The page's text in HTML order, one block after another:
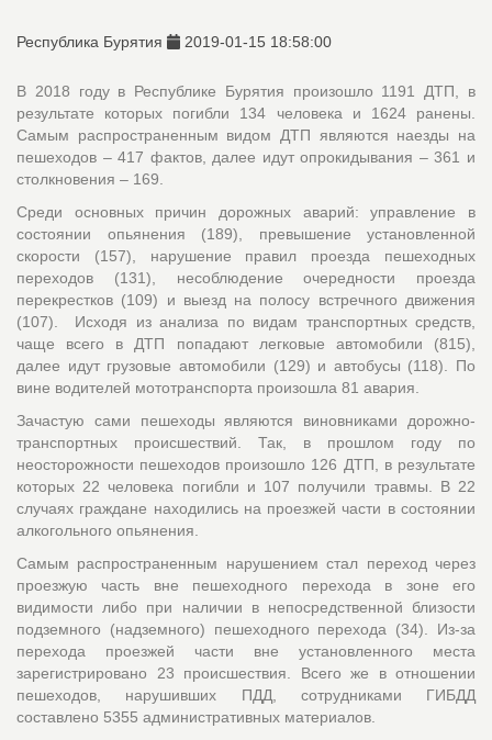
Республика Бурятия 2019-01-15 18:58:00
В 2018 году в Республике Бурятия произошло 1191 ДТП, в
результате которых погибли 134 человека и 1624 ранены.
Самым распространенным видом ДТП являются наезды на
пешеходов – 417 фактов, далее идут опрокидывания – 361 и
столкновения – 169.
Среди основных причин дорожных аварий: управление в
состоянии опьянения (189), превышение установленной
скорости (157), нарушение правил проезда пешеходных
переходов (131), несоблюдение очередности проезда
перекрестков (109) и выезд на полосу встречного движения
(107). Исходя из анализа по видам транспортных средств,
чаще всего в ДТП попадают легковые автомобили (815),
далее идут грузовые автомобили (129) и автобусы (118). По
вине водителей мототранспорта произошла 81 авария.
Зачастую сами пешеходы являются виновниками дорожно-
транспортных происшествий. Так, в прошлом году по
неосторожности пешеходов произошло 126 ДТП, в результате
которых 22 человека погибли и 107 получили травмы. В 22
случаях граждане находились на проезжей части в состоянии
алкогольного опьянения.
Самым распространенным нарушением стал переход через
проезжую часть вне пешеходного перехода в зоне его
видимости либо при наличии в непосредственной близости
подземного (надземного) пешеходного перехода (34). Из-за
перехода проезжей части вне установленного места
зарегистрировано 23 происшествия. Всего же в отношении
пешеходов, нарушивших ПДД, сотрудниками ГИБДД
составлено 5355 административных материалов.